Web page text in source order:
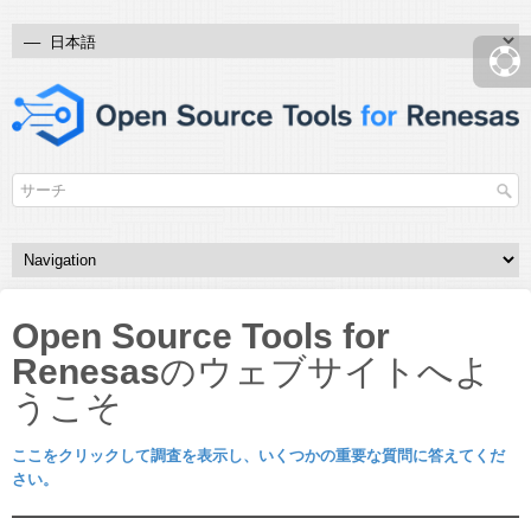
Open Source Tools for
Renesasのウェブサイトへよ
うこそ
ここをクリックして調査を表示し、いくつかの重要な質問に答えてくだ
さい。